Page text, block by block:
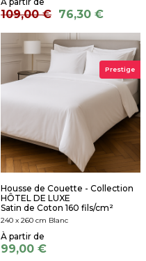
109,00 € 76,30 €
Prestige
Housse de Couette - Collection
HÔTEL DE LUXE
Satin de Coton 160 fils/cm²
240 x 260 cm Blanc
99,00 €